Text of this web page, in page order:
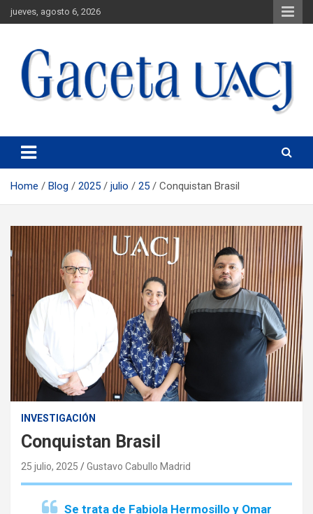
jueves, agosto 6, 2026
Gaceta UACJ
Home Blog 2025 julio 25 Conquistan Brasil
INVESTIGACIÓN
Conquistan Brasil
25 julio, 2025 Gustavo Cabullo Madrid
Se trata de Fabiola Hermosillo y Omar